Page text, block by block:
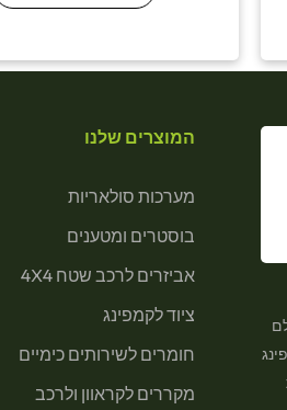
המוצרים שלנו
מערכות סולאריות
בוסטרים ומטענים
אביזרים לרכב שטח 4X4
ציוד לקמפינג
חומרים לשירותים כימיים
מקררים לקראוון ולרכב